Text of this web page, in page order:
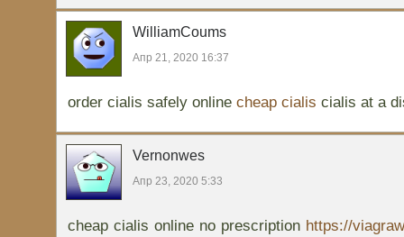
WilliamCoums
Апр 21, 2020 16:37
order cialis safely online cheap cialis cialis at a
Vernonwes
Апр 23, 2020 5:33
cheap cialis online no prescription https://